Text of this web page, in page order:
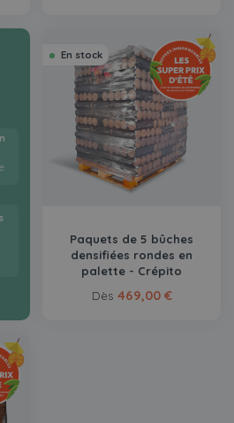
En stock
Paquets de 5 bûches
densifiées rondes en
palette - Crépito
Dès 469,00 €